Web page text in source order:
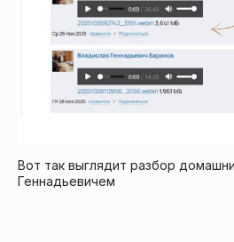
Вот так выглядит разбор
Геннадьевичем